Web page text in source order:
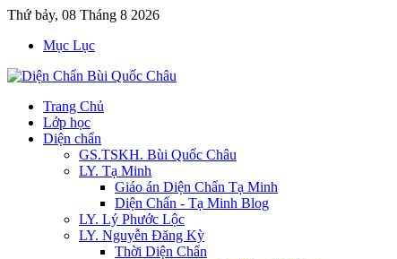
Thứ bảy, 08 Tháng 8 2026
Mục Lục
Trang Chủ
Lớp học
Diện chẩn
GS.TSKH. Bùi Quốc Châu
LY. Tạ Minh
Giáo án Diện Chẩn Tạ Minh
Diện Chẩn - Tạ Minh Blog
LY. Lý Phước Lộc
LY. Nguyễn Đăng Kỳ
Thời Diện Chẩn